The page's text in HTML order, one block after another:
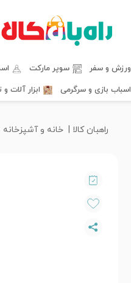
ورزش و سفر سوپر مارکت
اسباب بازی و سرگرمی
ابزار آلات
راهبان کالا خانه و آشپزخانه